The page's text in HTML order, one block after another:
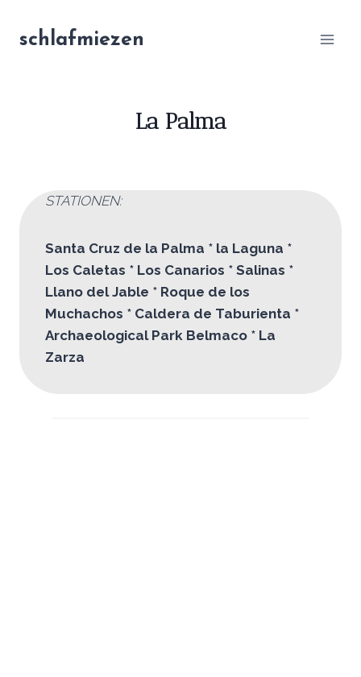
Inhaltschlafmiezen
La Palma
STATIONEN:
Santa Cruz de la Palma * la Laguna *
Los Caletas * Los Canarios * Salinas *
Llano del Jable * Roque de los
Muchachos * Caldera de Taburienta *
Archaeological Park Belmaco * La
Zarza